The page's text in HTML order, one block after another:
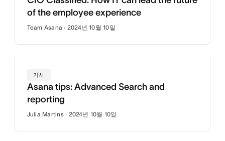
of the employee experience
Team Asana · 2024년 10월 10일
기사
Asana tips: Advanced Search and
reporting
Julia Martins · 2024년 10월 10일